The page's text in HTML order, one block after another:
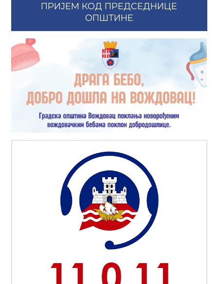
ПРИЈЕМ КОД ПРЕДСЕДНИЦЕ
ОПШТИНЕ